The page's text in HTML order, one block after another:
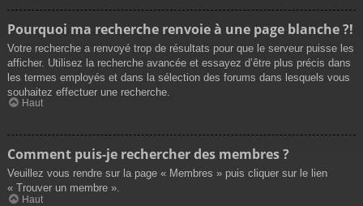
Pourquoi ma recherche renvoie à une page blanche ?!
Votre recherche a renvoyé trop de résultats pour que le serveur puisse les
afficher. Utilisez la recherche avancée et essayez d’être plus précis dans
les termes employés et dans la sélection des forums dans lesquels vous
souhaitez effectuer une recherche.
Haut
Comment puis-je rechercher des membres ?
Veuillez vous rendre sur la page « Membres » puis cliquer sur le lien
« Trouver un membre ».
Haut